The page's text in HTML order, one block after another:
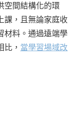
空間結構化的環
課，且無論家庭收
材料。通過遠端學
比， 當學習場域改